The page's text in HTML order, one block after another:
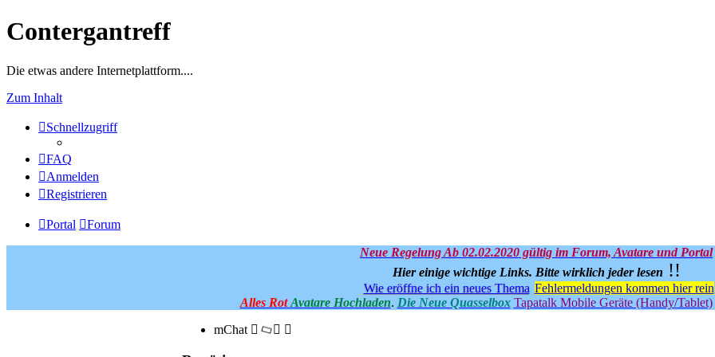
Contergantreff
Die etwas andere Internetplattform....
Zum Inhalt
Schnellzugriff
FAQ
Anmelden
Registrieren
Portal Forum
Neue Regelung Ab 02.02.2020 gültig im Forum, Avatare und Portal
Hier einige wichtige Links. Bitte wirklich jeder lesen !!
Wie eröffne ich ein neues Thema Fehlermeldungen kommen hier rein
Alles Rot Avatare Hochladen. Die Neue Quasselbox Tapatalk Mobile Geräte (Handy/Tablet)
mChat